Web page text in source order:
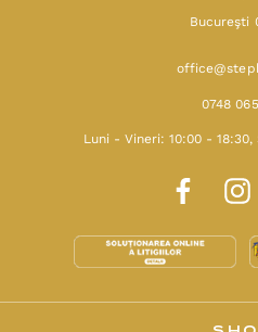
Bucureşti
0748
Luni - Vineri: 10:00 -